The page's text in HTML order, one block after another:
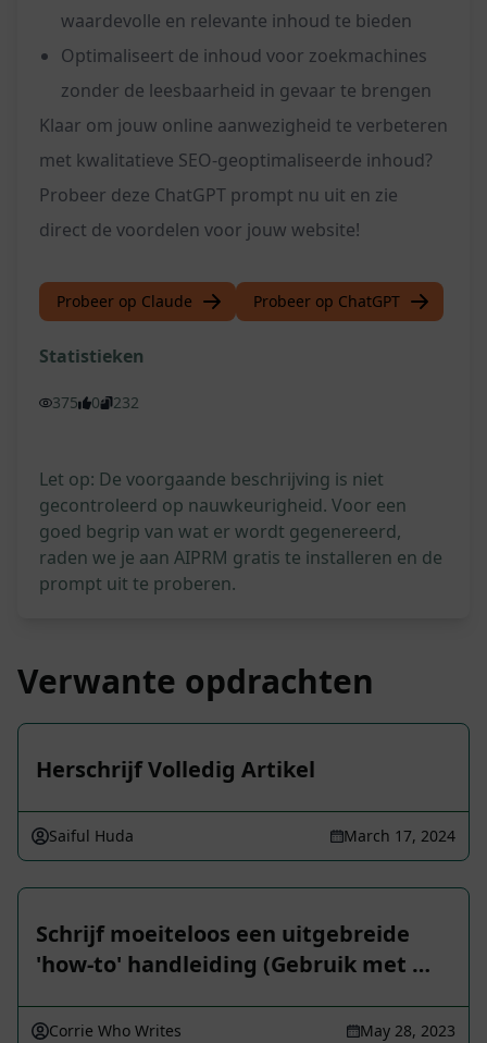
waardevolle en relevante inhoud te bieden
Optimaliseert de inhoud voor zoekmachines
zonder de leesbaarheid in gevaar te brengen
Klaar om jouw online aanwezigheid te verbeteren
met kwalitatieve SEO-geoptimaliseerde inhoud?
Probeer deze ChatGPT prompt nu uit en zie
direct de voordelen voor jouw website!
Probeer op Claude Probeer op ChatGPT
Statistieken
375 0 232
Let op: De voorgaande beschrijving is niet
gecontroleerd op nauwkeurigheid. Voor een
goed begrip van wat er wordt gegenereerd,
raden we je aan AIPRM gratis te installeren en de
prompt uit te proberen.
Verwante opdrachten
Herschrijf Volledig Artikel
Saiful Huda March 17, 2024
Schrijf moeiteloos een uitgebreide
'how-to' handleiding (Gebruik met …
Corrie Who Writes May 28, 2023